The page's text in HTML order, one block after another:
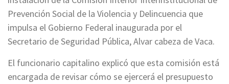
Prevención Social de la Violencia y Delincuencia que
impulsa el Gobierno Federal inaugurada por el
Secretario de Seguridad Pública, Alvar cabeza de Vaca.
El funcionario capitalino explicó que esta comisión está
encargada de revisar cómo se ejercerá el presupuesto